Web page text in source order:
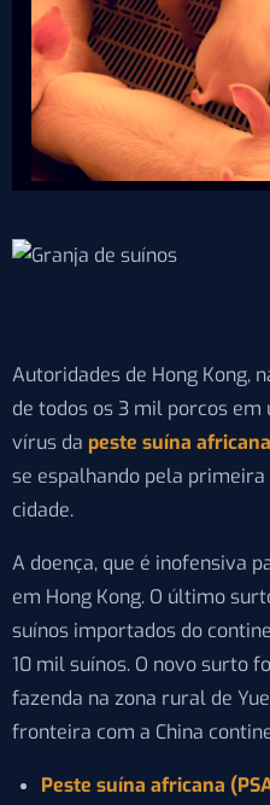
Autoridades de Hong Kong,
de todos os 3 mil porcos em
vírus da peste suína africana
se espalhando pela
cidade.
A doença, que é inofensiva
em Hong Kong. O último
suínos importados do
10 mil suínos. O novo surto
fazenda na zona rural de
fronteira com a China
Peste suína africana